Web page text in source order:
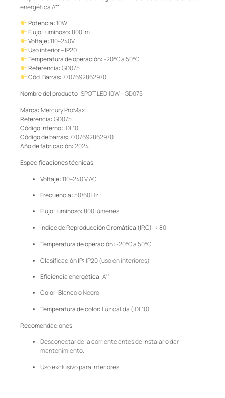
energética A⁺⁺.
Potencia:10W
Flujo Luminoso:800 lm
Voltaje:110–240V
Uso interior – IP20
Temperatura de operación:-20°C a 50°C
Referencia:GD075
Cód. Barras:7707692862970
Nombre del producto:SPOT LED 10W – GD075
Marca:Mercury ProMax
Referencia:GD075
Código interno: IDL10
Código de barras:7707692862970
Año de fabricación:2024
Especificaciones técnicas:
Voltaje:110–240 V AC
Frecuencia:50/60 Hz
Flujo Luminoso:800 lúmenes
Índice de Reproducción Cromática (IRC): > 80
Temperatura de operación:-20°C a 50°C
Clasificación IP: IP20 (uso en interiores)
Eficiencia energética:A⁺⁺
Color:Blanco o Negro
Temperatura de color: Luz cálida (IDL10)
Recomendaciones:
Desconectar de la corriente antes de instalar o dar
mantenimiento.
Uso exclusivo para interiores.